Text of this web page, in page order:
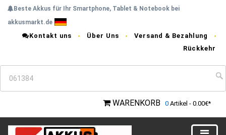
Beste Akkus für Ihr Smartphone, Tablet & Notebook bei
akkusmarkt.de
Kontakt uns Über Uns
Versand & Bezahlung
Rückkehr
WARENKORB 0 Artikel - 0.00€*